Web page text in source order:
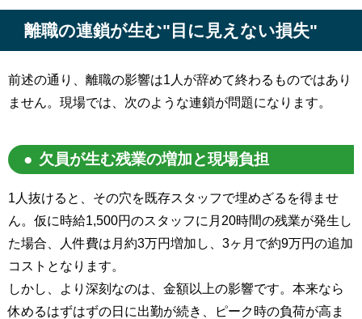
離職の連鎖が生む"目に見えない損失"
前述の通り、離職の影響は1人が辞めて終わるものではあり
ません。現場では、次のような連鎖が問題になります。
欠員が生む残業の増加と現場負担
1人抜けると、その穴を既存スタッフで埋めざるを得ませ
ん。仮に時給1,500円のスタッフに月20時間の残業が発生し
た場合、人件費は月約3万円増加し、3ヶ月で約9万円の追加
コストとなります。
しかし、より深刻なのは、金額以上の影響です。本来なら
休めるはずはずの日に出勤が続き、ピーク時の負荷が高ま